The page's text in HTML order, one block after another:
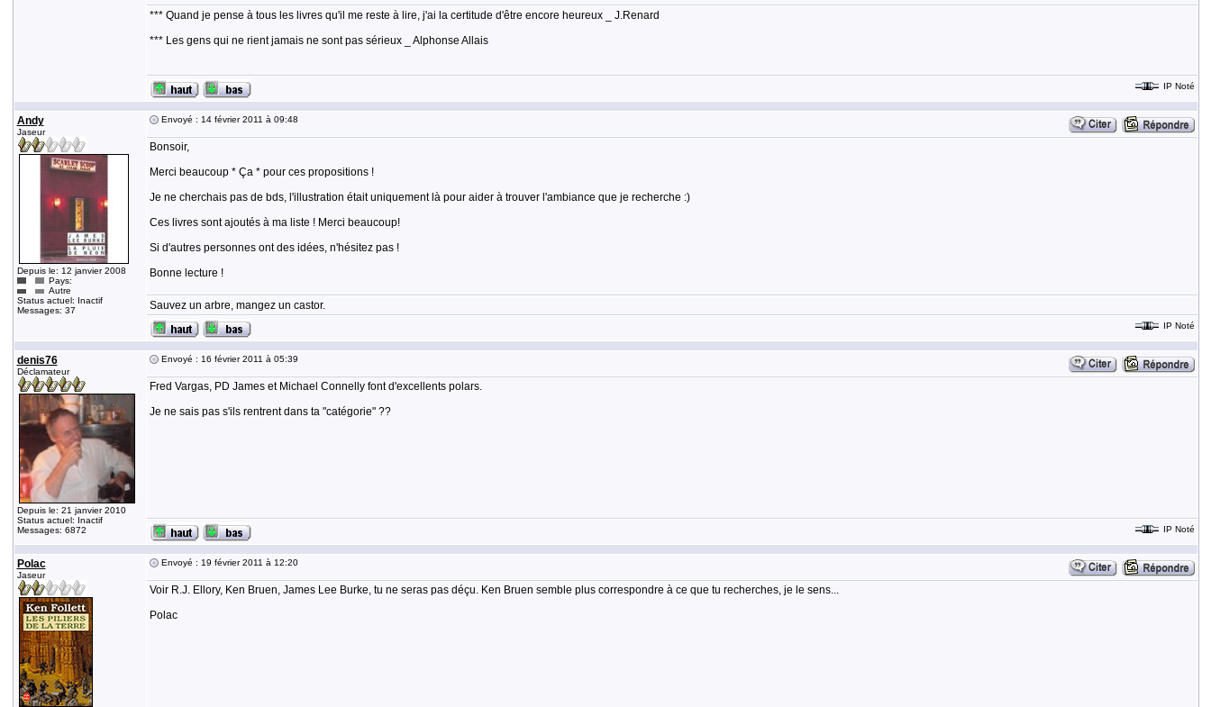
*** Quand je pense à tous les livres qu'il me reste à lire, j'ai la certitude d'être encore heureux _ J.Renard
*** Les gens qui ne rient jamais ne sont pas sérieux _ Alphonse Allais
IP Noté
Andy
Jaseur
Depuis le: 12 janvier 2008
Pays:
Autre
Status actuel: Inactif
Messages: 37
Envoyé : 14 février 2011 à 09:48
Bonsoir,
Merci beaucoup * Ça * pour ces propositions !
Je ne cherchais pas de bds, l'illustration était uniquement là pour aider à trouver l'ambiance que je recherche :)
Ces livres sont ajoutés à ma liste ! Merci beaucoup!
Si d'autres personnes ont des idées, n'hésitez pas !
Bonne lecture !
Sauvez un arbre, mangez un castor.
IP Noté
denis76
Déclamateur
Depuis le: 21 janvier 2010
Status actuel: Inactif
Messages: 6872
Envoyé : 16 février 2011 à 05:39
Fred Vargas, PD James et Michael Connelly font d'excellents polars.
Je ne sais pas s'ils rentrent dans ta "catégorie" ??
IP Noté
Polac
Jaseur
Envoyé : 19 février 2011 à 12:20
Voir R.J. Ellory, Ken Bruen, James Lee Burke, tu ne seras pas déçu. Ken Bruen semble plus correspondre à ce que tu recherches, je le sens...
Polac